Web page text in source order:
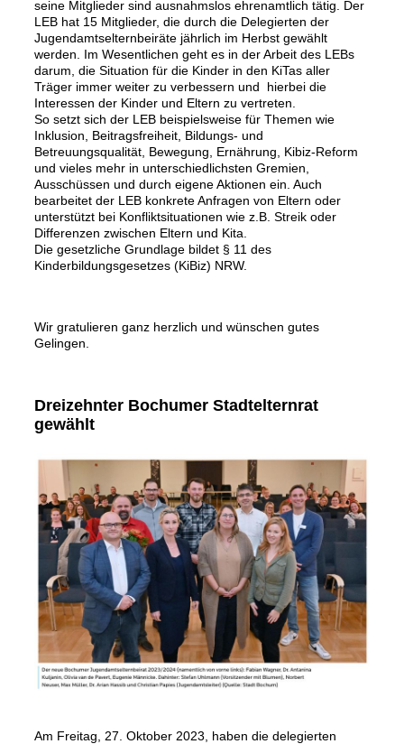
seine Mitglieder sind ausnahmslos ehrenamtlich tätig. Der
LEB hat 15 Mitglieder, die durch die Delegierten der
Jugendamtselternbeiräte jährlich im Herbst gewählt
werden. Im Wesentlichen geht es in der Arbeit des LEBs
darum, die Situation für die Kinder in den KiTas aller
Träger immer weiter zu verbessern und hierbei die
Interessen der Kinder und Eltern zu vertreten.
So setzt sich der LEB beispielsweise für Themen wie
Inklusion, Beitragsfreiheit, Bildungs- und
Betreuungsqualität, Bewegung, Ernährung, Kibiz-Reform
und vieles mehr in unterschiedlichsten Gremien,
Ausschüssen und durch eigene Aktionen ein. Auch
bearbeitet der LEB konkrete Anfragen von Eltern oder
unterstützt bei Konfliktsituationen wie z.B. Streik oder
Differenzen zwischen Eltern und Kita.
Die gesetzliche Grundlage bildet § 11 des
Kinderbildungsgesetzes (KiBiz) NRW.
Wir gratulieren ganz herzlich und wünschen gutes
Gelingen.
Dreizehnter Bochumer Stadtelternrat
gewählt
Am Freitag, 27. Oktober 2023, haben die delegierten